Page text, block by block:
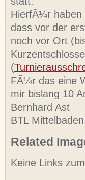
HierfÃ¼r haben
dass vor der
noch vor Ort
(
FÃ¼r das eine
mir bislang 10
Bernhard Ast
BTL Mittelbaden
Related
Keine Links